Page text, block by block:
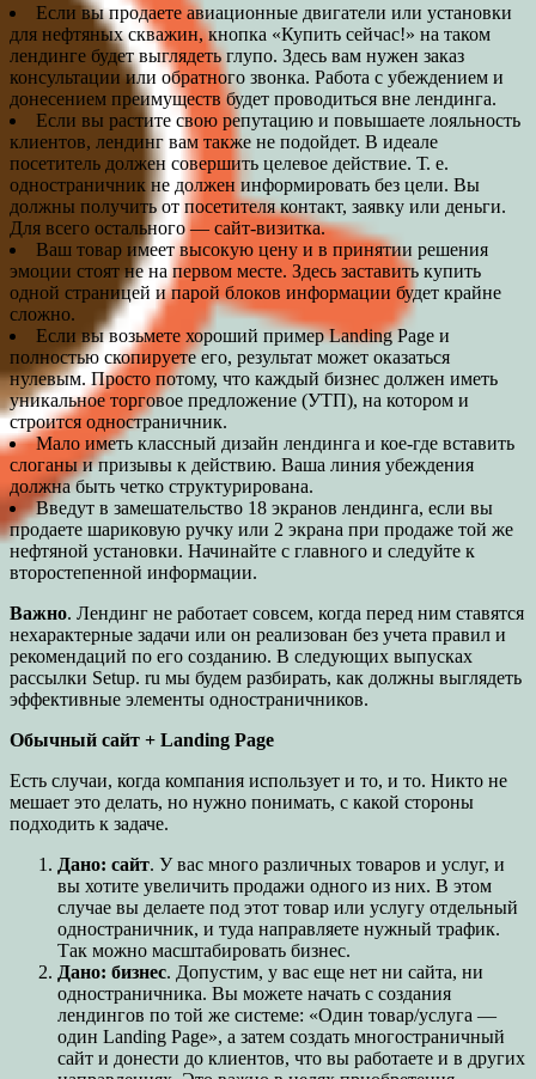
Если вы продаете авиационные двигатели или установки
для нефтяных скважин, кнопка «Купить сейчас!» на таком
лендинге будет выглядеть глупо. Здесь вам нужен заказ
консультации или обратного звонка. Работа с убеждением и
донесением преимуществ будет проводиться вне лендинга.
Если вы растите свою репутацию и повышаете лояльность
клиентов, лендинг вам также не подойдет. В идеале
посетитель должен совершить целевое действие. Т. е.
одностраничник не должен информировать без цели. Вы
должны получить от посетителя контакт, заявку или деньги.
Для всего остального — сайт-визитка.
Ваш товар имеет высокую цену и в принятии решения
эмоции стоят не на первом месте. Здесь заставить купить
одной страницей и парой блоков информации будет крайне
сложно.
Если вы возьмете хороший пример Landing Page и
полностью скопируете его, результат может оказаться
нулевым. Просто потому, что каждый бизнес должен иметь
уникальное торговое предложение (УТП), на котором и
строится одностраничник.
Мало иметь классный дизайн лендинга и кое-где вставить
слоганы и призывы к действию. Ваша линия убеждения
должна быть четко структурирована.
Введут в замешательство 18 экранов лендинга, если вы
продаете шариковую ручку или 2 экрана при продаже той же
нефтяной установки. Начинайте с главного и следуйте к
второстепенной информации.
Важно. Лендинг не работает совсем, когда перед ним ставятся
нехарактерные задачи или он реализован без учета правил и
рекомендаций по его созданию. В следующих выпусках
рассылки Setup. ru мы будем разбирать, как должны выглядеть
эффективные элементы одностраничников.
Обычный сайт + Landing Page
Есть случаи, когда компания использует и то, и то. Никто не
мешает это делать, но нужно понимать, с какой стороны
подходить к задаче.
Дано: сайт. У вас много различных товаров и услуг, и
вы хотите увеличить продажи одного из них. В этом
случае вы делаете под этот товар или услугу отдельный
одностраничник, и туда направляете нужный трафик.
Так можно масштабировать бизнес.
Дано: бизнес. Допустим, у вас еще нет ни сайта, ни
одностраничника. Вы можете начать с создания
лендингов по той же системе: «Один товар/услуга —
один Landing Page», а затем создать многостраничный
сайт и донести до клиентов, что вы работаете и в других